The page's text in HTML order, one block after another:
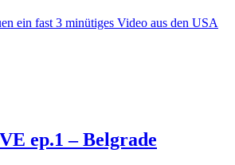
ein fast 3 minütiges Video aus den USA
ep.1 – Belgrade